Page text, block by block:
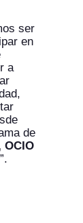
ser
en
a
de
OCIO
”.